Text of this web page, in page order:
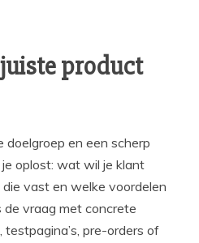
product
doelgroep en een scherp
oplost: wat wil je klant
vast en welke voordelen
vraag met concrete
pre-orders of